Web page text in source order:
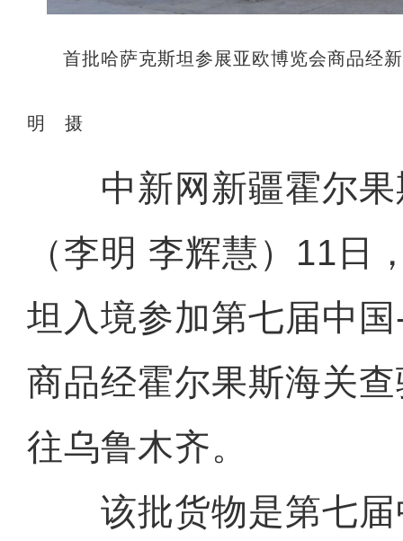
首批哈萨克斯坦参展亚欧博览会商品经
明 摄
中新网新疆霍尔果
（李明 李辉慧）11日
坦入境参加第七届中
商品经霍尔果斯海关
往乌鲁木齐。
该批货物是第七届